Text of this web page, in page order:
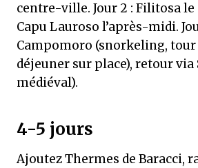
centre-ville. Jour 2 : Filitosa
Capu Lauroso l’après-midi.
Campomoro (snorkeling, tour
déjeuner sur place), retour
médiéval).
4-5 jours
Ajoutez Thermes de Baracci,